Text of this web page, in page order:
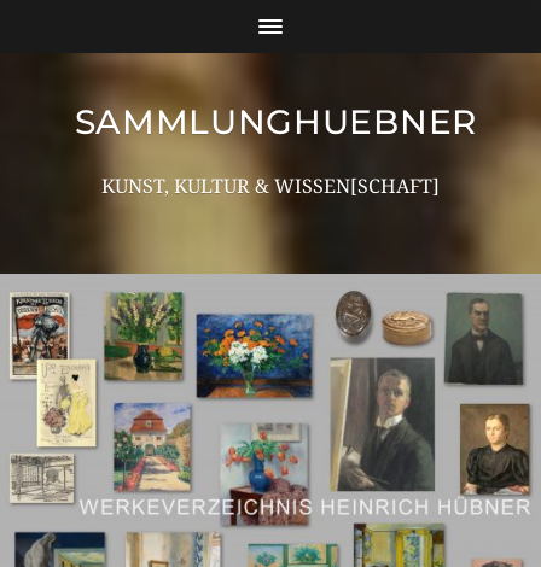
SAMMLUNGHUEBNER
KUNST, KULTUR & WISSEN[SCHAFT]